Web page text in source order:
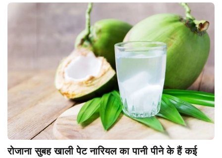
रोजाना सुबह खाली पेट नारियल का पानी पीने के हैं कई